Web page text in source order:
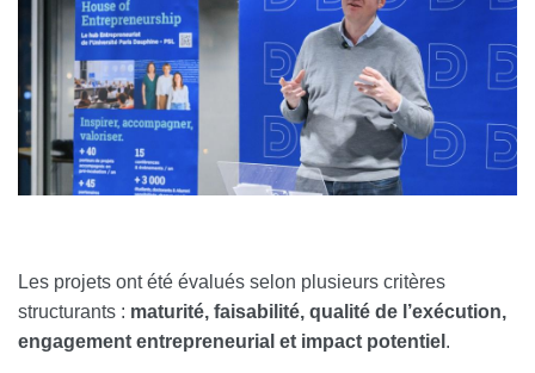
Les projets ont été évalués selon plusieurs critères
structurants : maturité, faisabilité, qualité de l’exécution,
engagement entrepreneurial et impact potentiel .